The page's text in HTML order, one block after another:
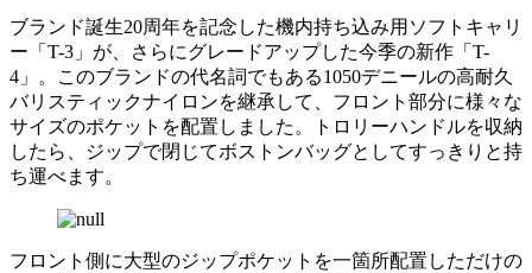
ブランド誕生20周年を記念した機内持ち込み用ソフトキャリ
ー「T-3」が、さらにグレードアップした今季の新作「T-
4」。このブランドの代名詞でもある1050デニールの高耐久
バリスティックナイロンを継承して、フロント部分に様々な
サイズのポケットを配置しました。トロリーハンドルを収納
したら、ジップで閉じてボストンバッグとしてすっきりと持
ち運べます。
フロント側に大型のジップポケットを一箇所配置しただけの